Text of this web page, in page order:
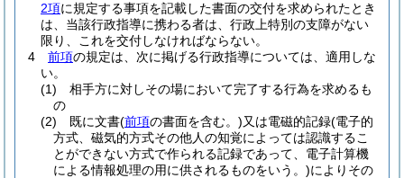
2項に規定する事項を記載した書面の交付を求められたとき
は、当該行政指導に携わる者は、行政上特別の支障がない
限り、これを交付しなければならない。
4
前項の規定は、次に掲げる行政指導については、適用しな
い。
(1)
相手方に対しその場において完了する行為を求めるも
の
(2)
既に文書(前項の書面を含む。)又は電磁的記録(電子的
方式、磁気的方式その他人の知覚によっては認識するこ
とができない方式で作られる記録であって、電子計算機
による情報処理の用に供されるものをいう。)によりその